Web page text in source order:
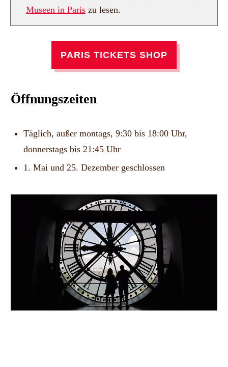
Museen in Paris zu lesen.
PARIS TICKETS SHOP
Öffnungszeiten
Täglich, außer montags, 9:30 bis 18:00 Uhr,
donnerstags bis 21:45 Uhr
1. Mai und 25. Dezember geschlossen